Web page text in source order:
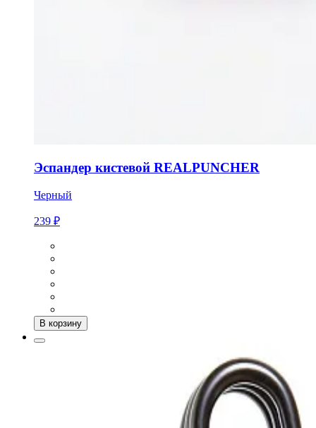
Эспандер кистевой REALPUNCHER
Черный
239 ₽
В корзину